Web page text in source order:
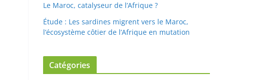
Le Maroc, catalyseur de l’Afrique ?
Étude : Les sardines migrent vers le Maroc,
l’écosystème côtier de l’Afrique en mutation
Catégories